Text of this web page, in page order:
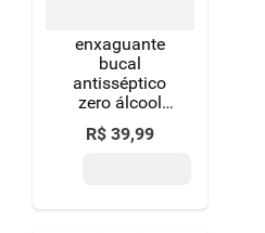
enxaguante
bucal
antisséptico
zero álcool
hortelã suave
listerine cool
R$ 39,99